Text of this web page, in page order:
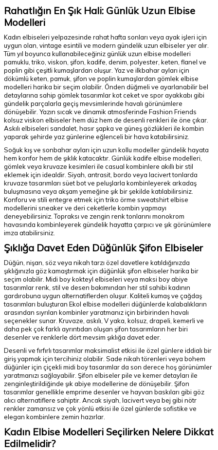
Rahatlığın En Şık Hali: Günlük Uzun Elbise
Modelleri
Kadın elbiseleri yelpazesinde rahat hafta sonları veya ayak işleri için
uygun olan, vintage esintili ve modern gündelik uzun elbiseler yer alır.
Tüm yıl boyunca kullanabileceğiniz günlük uzun elbise modelleri
pamuklu, triko, viskon, şifon, kadife, denim, polyester, keten, flanel ve
poplin gibi çeşitli kumaşlardan oluşur. Yaz ve ilkbahar ayları için
dökümlü keten, pamuk, şifon ve poplin kumaşlardan gömlek elbise
modelleri harika bir seçim olabilir. Önden düğmeli ve ayarlanabilir bel
detaylarına sahip gömlek tasarımlar kot ceket ve spor ayakkabı gibi
gündelik parçalarla geçiş mevsimlerinde havalı görünümlere
dönüşebilir. Yazın sıcak ve dinamik atmosferinde Fashion Friends
kolsuz viskon elbiseler hem düz hem de desenli renkleri ile öne çıkar.
Askılı elbiseleri sandalet, hasır şapka ve güneş gözlükleri ile kombin
yaparak şehirde yaz günlerine eğlenceli bir hava katabilirsiniz.
Soğuk kış ve sonbahar ayları için uzun kollu modeller gündelik hayata
hem konfor hem de şıklık katacaktır. Günlük kadife elbise modelleri,
gömlek veya kruvaze kesimleri ile casual kombinlere akıllı bir stil
eklemek için idealdir. Siyah, antrasit, bordo veya lacivert tonlarda
kruvaze tasarımları süet bot ve peluşlarla kombinleyerek arkadaş
buluşmasına veya akşam yemeğine şık bir şekilde katılabilirsiniz.
Konforu ve stili entegre etmek için triko örme sweatshirt elbise
modellerini sneaker ve deri ceketlerle kombin yapmayı
deneyebilirsiniz. Topraksı ve zengin renk tonlarını monokrom
havasında kombinleyerek gündelik hayatta çarpıcı ve şık görünümlere
imza atabilirsiniz.
Şıklığa Davet Eden Düğünlük Şifon Elbiseler
Düğün, nişan, söz veya nikah tarzı özel davetlere katıldığınızda
şıklığınızla göz kamaştırmak için düğünlük şifon elbiseler harika bir
seçim olabilir. Midi boy kokteyl elbiseleri veya maksi boy abiye
tasarımlar renk, stil ve desen bakımından her stil sahibi kadının
gardırobuna uygun alternatiflerden oluşur. Kaliteli kumaş ve çağdaş
tasarımları buluşturan Ekol elbise modelleri düğünlerde kalabalıkların
arasından sıyrılan kombinler yaratmanız için birbirinden havalı
seçenekler sunar. Kruvaze, askılı, V yaka, kolsuz, drapeli, kemerli ve
daha pek çok farklı ayrıntıdan oluşan şifon tasarımların her biri
desenler ve renklerle dört mevsim şıklığa davet eder.
Desenli ve fırfırlı tasarımlar maksimalist etkisi ile özel günlere iddialı bir
giriş yapmak için tercihiniz olabilir. Sade nikah törenleri veya bohem
düğünler için çiçekli midi boy tasarımlar da son derece hoş görünümler
yaratmanızı sağlayabilir. Şifon elbiseler pile ve kemer detayları ile
zenginleştirildiğinde şık abiye modellerine de dönüşebilir. Şifon
tasarımlar genellikle emprime desenler ve hayvan baskıları gibi göz
alıcı alternatiflere sahiptir. Ancak siyah, lacivert veya bej gibi nötr
renkler zamansız ve çok yönlü etkisi ile özel günlerde sofistike ve
elegan kombinlere zemin hazırlar.
Kadın Elbise Modelleri Seçilirken Nelere Dikkat
Edilmelidir?